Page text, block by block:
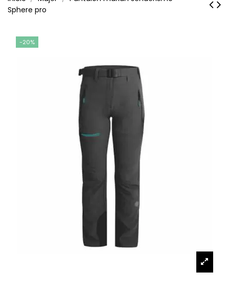
Sphere pro
-20%